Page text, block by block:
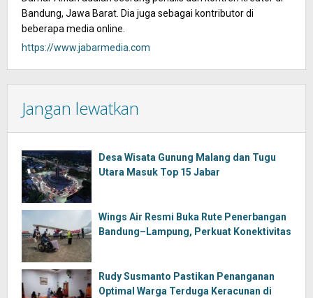
Bandung, Jawa Barat. Dia juga sebagai kontributor di
beberapa media online.
https://www.jabarmedia.com
Jangan lewatkan
Desa Wisata Gunung Malang dan Tugu
Utara Masuk Top 15 Jabar
Wings Air Resmi Buka Rute Penerbangan
Bandung–Lampung, Perkuat Konektivitas
Rudy Susmanto Pastikan Penanganan
Optimal Warga Terduga Keracunan di